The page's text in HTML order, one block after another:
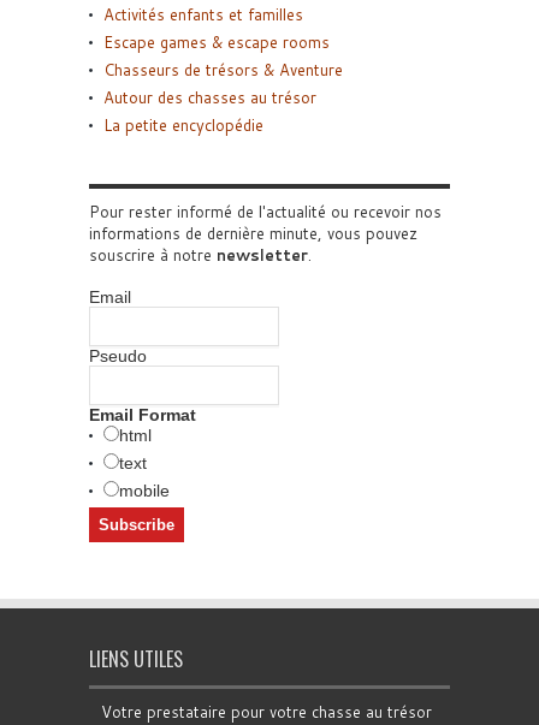
Activités enfants et familles
Escape games & escape rooms
Chasseurs de trésors & Aventure
Autour des chasses au trésor
La petite encyclopédie
Pour rester informé de l'actualité ou recevoir nos
informations de dernière minute, vous pouvez
souscrire à notre newsletter.
Email
Pseudo
Email Format
html
text
mobile
LIENS UTILES
Votre prestataire pour votre chasse au trésor